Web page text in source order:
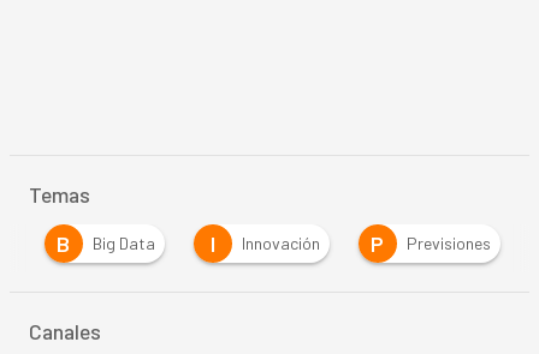
Temas
B Big Data I Innovación P Previsiones
Canales